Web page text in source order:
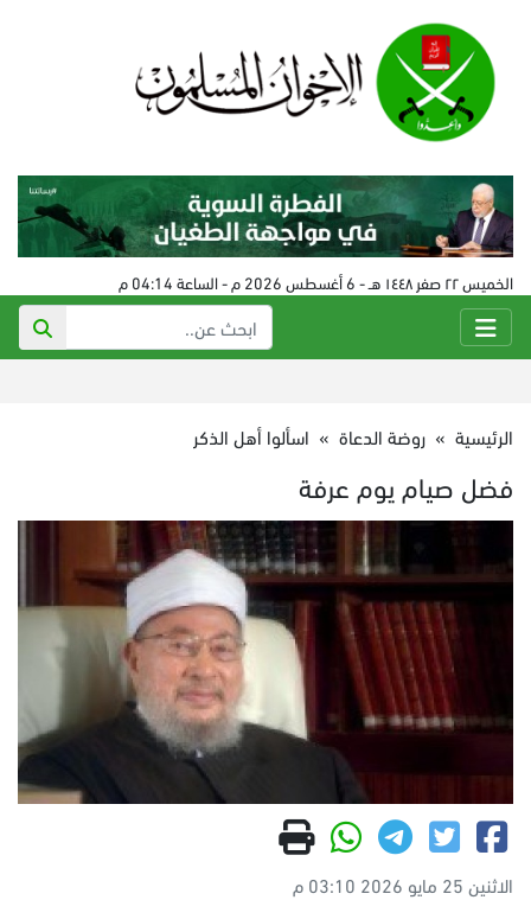
الخميس ٢٢ صفر ١٤٤٨ هـ - 6 أغسطس 2026 م - الساعة 04:14 م
الرئيسية » روضة الدعاة » اسألوا أهل الذكر
فضل صيام يوم عرفة
الاثنين 25 مايو 2026 03:10 م